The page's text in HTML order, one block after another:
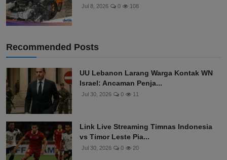
Jul 8, 2026 0 108
Recommended Posts
UU Lebanon Larang Warga Kontak WN
Israel: Ancaman Penja...
Jul 30, 2026 0 11
Link Live Streaming Timnas Indonesia
vs Timor Leste Pia...
Jul 30, 2026 0 20